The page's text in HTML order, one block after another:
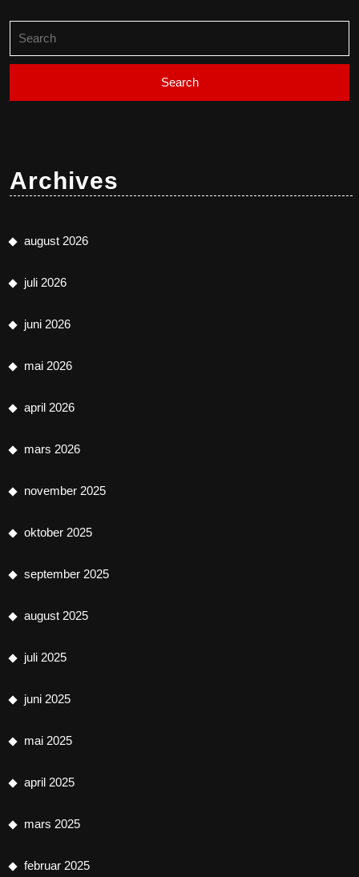
for:
Archives
august 2026
juli 2026
juni 2026
mai 2026
april 2026
mars 2026
november 2025
oktober 2025
september 2025
august 2025
juli 2025
juni 2025
mai 2025
april 2025
mars 2025
februar 2025